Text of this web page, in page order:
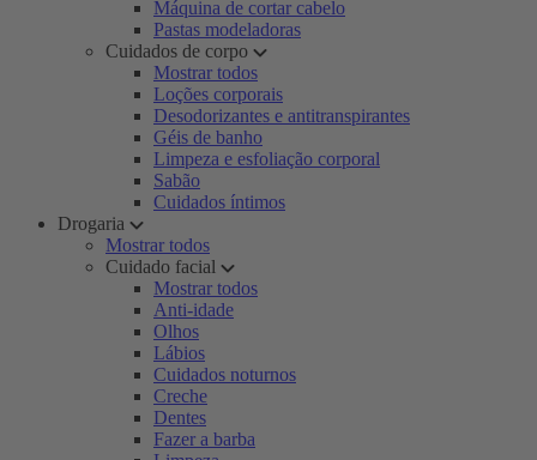
Máquina de cortar cabelo
Pastas modeladoras
Cuidados de corpo
Mostrar todos
Loções corporais
Desodorizantes e antitranspirantes
Géis de banho
Limpeza e esfoliação corporal
Sabão
Cuidados íntimos
Drogaria
Mostrar todos
Cuidado facial
Mostrar todos
Anti-idade
Olhos
Lábios
Cuidados noturnos
Creche
Dentes
Fazer a barba